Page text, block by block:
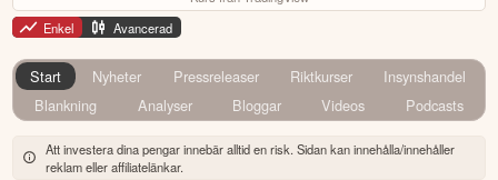
Enkel
Avancerad
Start Nyheter Pressreleaser Riktkurser
Insynshandel
Blankning
Analyser Bloggar Videos Podcasts
Att investera dina pengar innebär alltid en risk. Sidan kan innehålla/innehåller
reklam eller affiliatelänkar.